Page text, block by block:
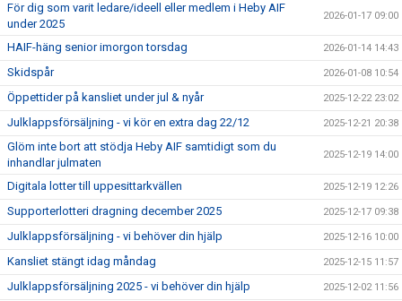
För dig som varit ledare/ideell eller medlem i Heby AIF
under 2025
2026-01-17 09:00
HAIF-häng senior imorgon torsdag 2026-01-14 14:43
Skidspår 2026-01-08 10:54
Öppettider på kansliet under jul & nyår 2025-12-22 23:02
Julklappsförsäljning - vi kör en extra dag 22/12 2025-12-21 20:38
Glöm inte bort att stödja Heby AIF samtidigt som du
inhandlar julmaten
2025-12-19 14:00
Digitala lotter till uppesittarkvällen 2025-12-19 12:26
Supporterlotteri dragning december 2025 2025-12-17 09:38
Julklappsförsäljning - vi behöver din hjälp 2025-12-16 10:00
Kansliet stängt idag måndag 2025-12-15 11:57
Julklappsförsäljning 2025 - vi behöver din hjälp 2025-12-02 11:56